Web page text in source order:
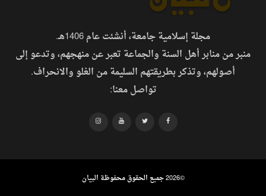
مجلة إسلامية جامعة، أنشئت عام 1406هـ.
منبر من منابر أهل السنة والجماعة تعبر عن منهجهم، وتدعو إلى
أصولهم، وتذكر بطريقتهم السليمة من الغلو والانحراف.
تواصل معنا:
©2026 جميع الحقوق محفوظة البيان